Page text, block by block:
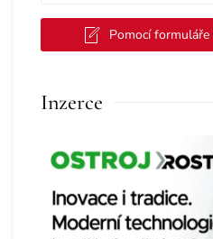
Pomocí formuláře
Inzerce